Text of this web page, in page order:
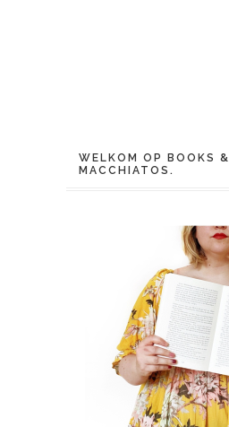
WELKOM OP BOOKS &
MACCHIATOS.